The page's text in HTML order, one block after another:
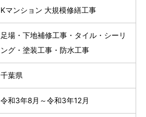
Kマンション 大規模修繕工事
足場・下地補修工事・タイル・シーリ
ング・塗装工事・防水工事
千葉県
令和3年8月～令和3年12月